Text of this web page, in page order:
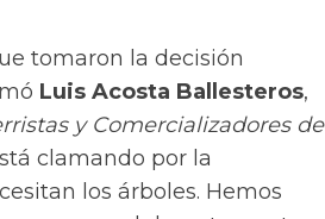
tomaron la decisión
Luis Acosta Ballesteros,
y Comercializadores de
clamando por la
los árboles. Hemos